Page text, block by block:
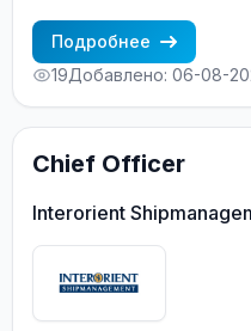
CREW ONBOARD:
REQUIREMENTS: - GOOD
YEAR IN RANK ON BULK -
CRANES
Подробнее
19Добавлено: 06-08-
Chief Officer
Interorient